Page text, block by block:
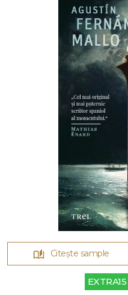
Citește sample
EXTRA15